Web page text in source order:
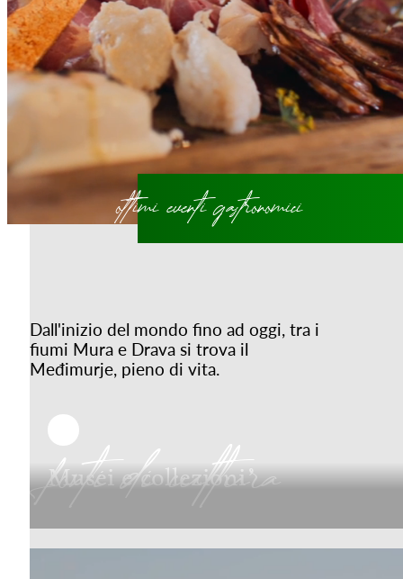
ottimi eventi gastronomici
Dall'inizio del mondo fino ad oggi, tra i
fiumi Mura e Drava si trova il
Međimurje, pieno di vita.
fonti di cultura
Musei e collezioni